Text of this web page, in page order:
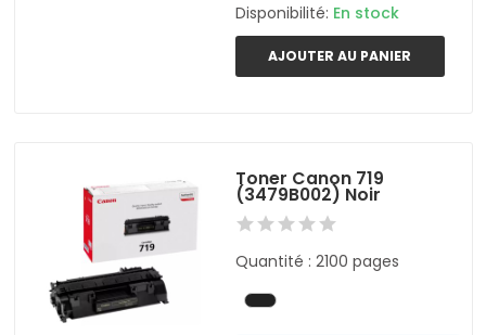
Disponibilité: En stock
AJOUTER AU PANIER
Toner Canon 719
(3479B002) Noir
Quantité : 2100 pages